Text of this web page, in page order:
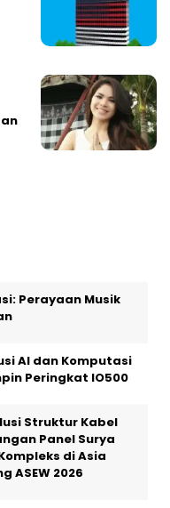
Perayaan Musik
AI dan Komputasi
Peringkat IO500
Struktur Kabel
Panel Surya
di Asia
ASEW 2026